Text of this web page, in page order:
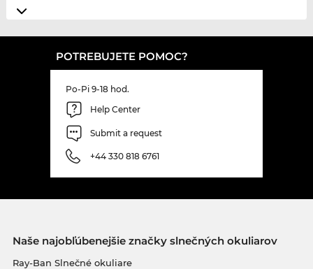
POTREBUJETE POMOC?
Po-Pi 9-18 hod.
Help Center
Submit a request
+44 330 818 6761
Naše najobľúbenejšie značky slnečných okuliarov
Ray-Ban Slnečné okuliare